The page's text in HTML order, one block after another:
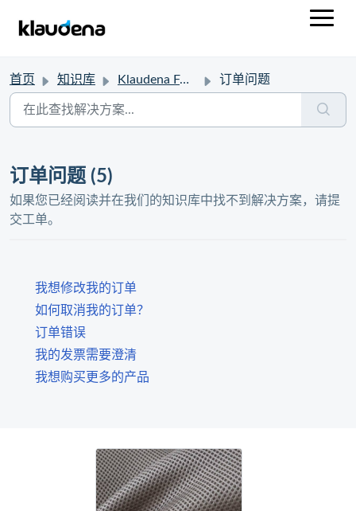
首页 知识库 Klaudena FAQ 订单问题
订单问题 (5)
如果您已经阅读并在我们的知识库中找不到解决方案，请提
交工单。
我想修改我的订单
如何取消我的订单？
订单错误
我的发票需要澄清
我想购买更多的产品